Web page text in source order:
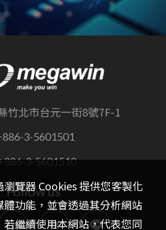
竹北市台元一街8號7F-1
3-5601501
3-5601510
Follow us
覽器 Cookies 提供您客製化
功能，並會透過其分析網站
繼續使用本網站，代表您同